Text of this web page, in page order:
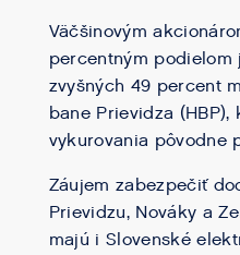
Väčšinovým
percentným podielom
zvyšných 49 percent
bane Prievidza
vykurovania pôvodne
Záujem zabezpečiť
Prievidzu, Nováky a
majú i Slovenské